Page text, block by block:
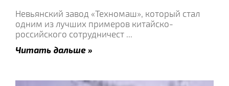
Невьянский завод «Техномаш», который стал
одним из лучших примеров китайско-
российского сотрудничест ...
Читать дальше »